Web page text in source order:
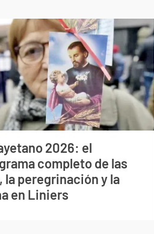
2026: el
completo de las
la peregrinación y la
en Liniers